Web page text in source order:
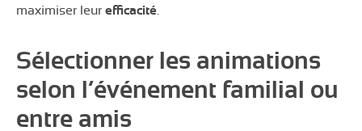
maximiser leur efficacité
Sélectionner les animations
selon l’événement familial ou
entre amis